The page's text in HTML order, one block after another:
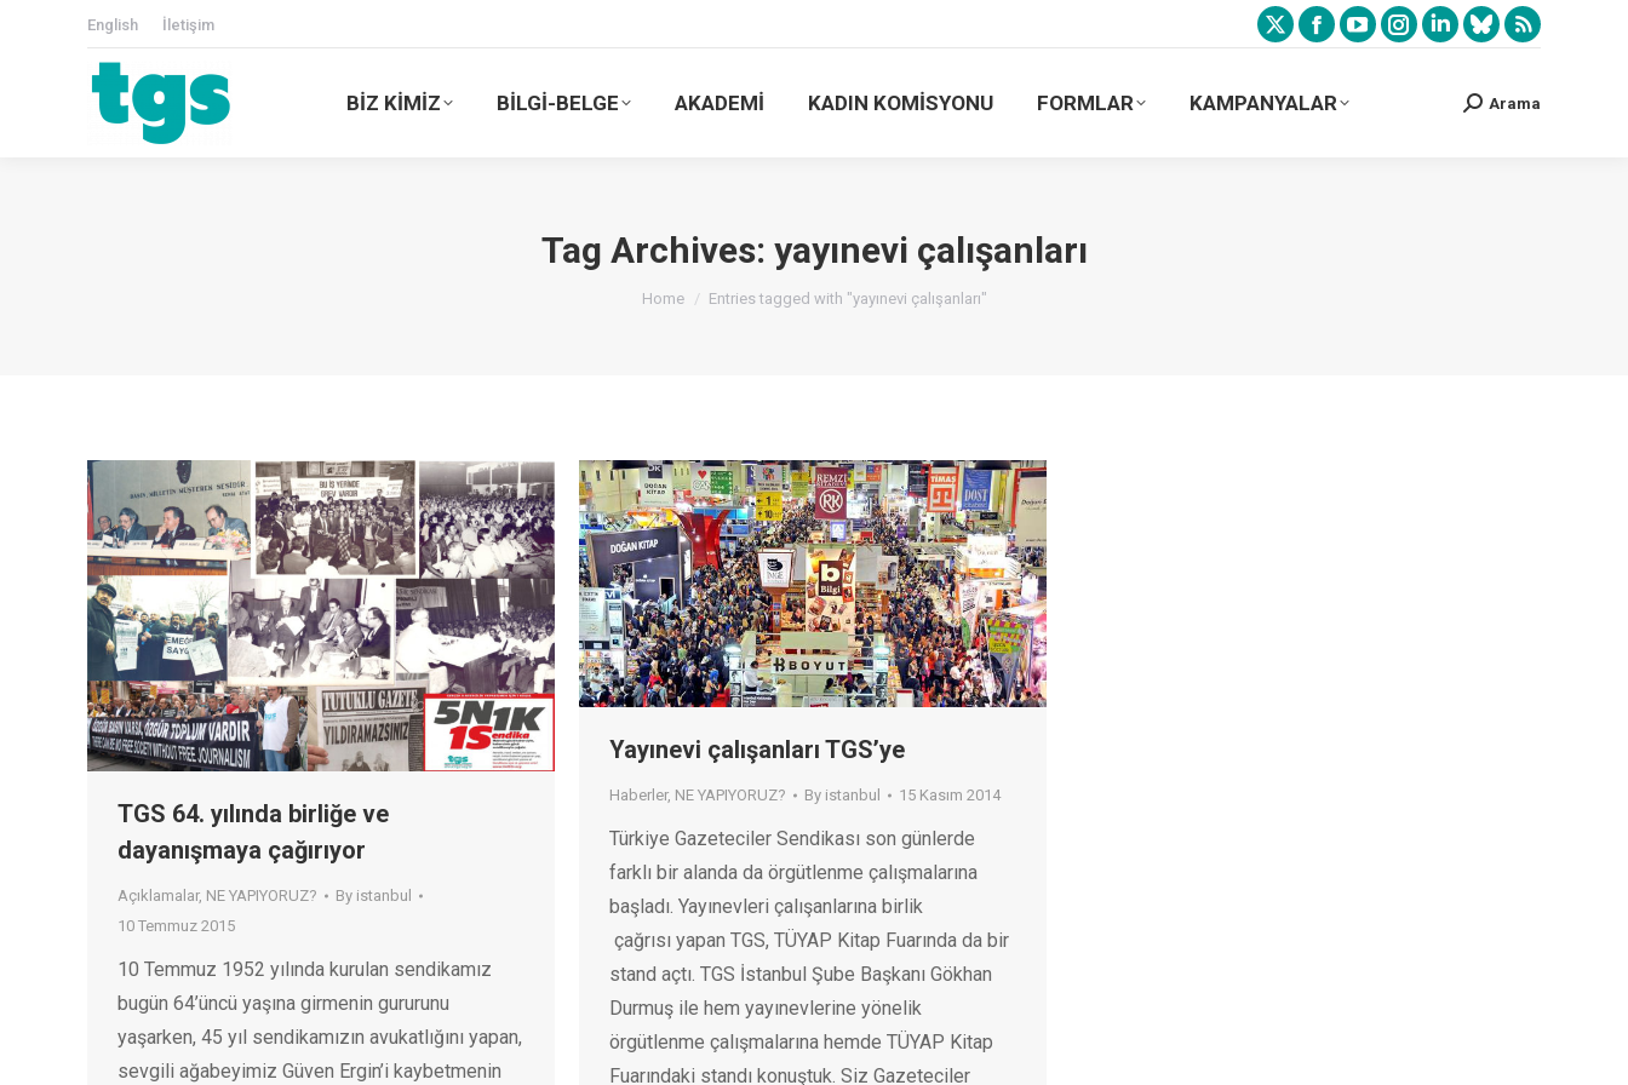
English İletişim
BİZ KİMİZ BİLGİ-BELGE AKADEMİ KADIN KOMİSYONU FORMLAR KAMPANYALAR Arama
Tag Archives: yayınevi çalışanları
You are here:
Home Entries tagged with "yayınevi çalışanları"
TGS 64. yılında birliğe ve
dayanışmaya çağırıyor
Açıklamalar, NE YAPIYORUZ? By istanbul
10 Temmuz 2015
10 Temmuz 1952 yılında kurulan sendikamız
bugün 64’üncü yaşına girmenin gururunu
yaşarken, 45 yıl sendikamızın avukatlığını yapan,
sevgili ağabeyimiz Güven Ergin’i kaybetmenin
Yayınevi çalışanları TGS’ye
Haberler, NE YAPIYORUZ? By istanbul 15 Kasım 2014
Türkiye Gazeteciler Sendikası son günlerde
farklı bir alanda da örgütlenme çalışmalarına
başladı. Yayınevleri çalışanlarına birlik
çağrısı yapan TGS, TÜYAP Kitap Fuarında da bir
stand açtı. TGS İstanbul Şube Başkanı Gökhan
Durmuş ile hem yayınevlerine yönelik
örgütlenme çalışmalarına hemde TÜYAP Kitap
Fuarındaki standı konuştuk. Siz Gazeteciler